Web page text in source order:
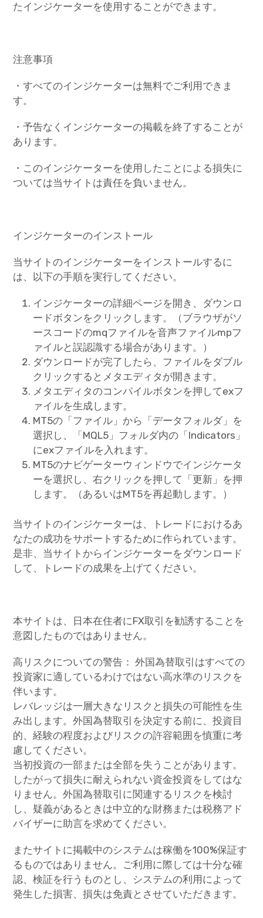
たインジケーターを使用することができます。
注意事項
・すべてのインジケーターは無料でご利用できま
す。
・予告なくインジケーターの掲載を終了することが
あります。
・このインジケーターを使用したことによる損失に
ついては当サイトは責任を負いません。
インジケーターのインストール
当サイトのインジケーターをインストールするに
は、以下の手順を実行してください。
インジケーターの詳細ページを開き、ダウンロ
ードボタンをクリックします。（ブラウザがソ
ースコードのmqファイルを音声ファイルmpフ
ァイルと誤認識する場合があります。）
ダウンロードが完了したら、ファイルをダブル
クリックするとメタエディタが開きます。
メタエディタのコンパイルボタンを押してexフ
ァイルを生成します。
MT5の「ファイル」から「データフォルダ」を
選択し、「MQL5」フォルダ内の「Indicators」
にexファイルを入れます。
MT5のナビゲーターウィンドウでインジケータ
ーを選択し、右クリックを押して「更新」を押
します。（あるいはMT5を再起動します。）
当サイトのインジケーターは、トレードにおけるあ
なたの成功をサポートするために作られています。
是非、当サイトからインジケーターをダウンロード
して、トレードの成果を上げてください。
本サイトは、日本在住者にFX取引を勧誘することを
意図したものではありません。
高リスクについての警告： 外国為替取引はすべての
投資家に適しているわけではない高水準のリスクを
伴います。
レバレッジは一層大きなリスクと損失の可能性を生
み出します。外国為替取引を決定する前に、投資目
的、経験の程度およびリスクの許容範囲を慎重に考
慮してください。
当初投資の一部または全部を失うことがあります。
したがって損失に耐えられない資金投資をしてはな
りません。外国為替取引に関連するリスクを検討
し、疑義があるときは中立的な財務または税務アド
バイザーに助言を求めてください。
またサイトに掲載中のシステムは稼働を100%保証す
るものではありません。ご利用に際しては十分な確
認、検証を行うものとし、システムの利用によって
発生した損害、損失は免責とさせていただきます。